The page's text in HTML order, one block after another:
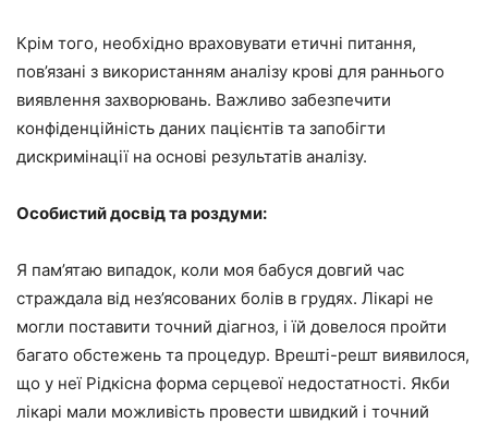
Крім того, необхідно враховувати етичні питання,
пов’язані з використанням аналізу крові для раннього
виявлення захворювань. Важливо забезпечити
конфіденційність даних пацієнтів та запобігти
дискримінації на основі результатів аналізу.
Особистий досвід та роздуми:
Я пам’ятаю випадок, коли моя бабуся довгий час
страждала від нез’ясованих болів в грудях. Лікарі не
могли поставити точний діагноз, і їй довелося пройти
багато обстежень та процедур. Врешті-решт виявилося,
що у неї Рідкісна форма серцевої недостатності. Якби
лікарі мали можливість провести швидкий і точний